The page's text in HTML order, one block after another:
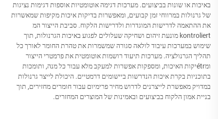
באיכות או שונות בביצועים. מערכות דגימה אוטומטיות אוספות דגימות נציגות
של גרנולות במרווחי זמן קבועים, ומאפשרות בדיקות איכות מקיפות שמאשרות
את ההתאמה לדרישות המוגדרות ולדרישות הלקוח. סביבת הייצור המ
kontroliert מונעת זיהום ושחיקה שעלולים לפגוע באיכות הגרנולות, תוך
שימוש במערכות עיבוד לולאה סגורה שמשמרות את טהרת החומר לאורך כל
תהליך הגרנולציה. מערכות תיעוד רושמות אוטומטית את פרמטרי הייצור
ומétrיקות האיכות, ומספקות אפשרות למעקב מלא עבור כל מנה, ותומכות
בתוכניות בקרת איכות הנדרשות ביישומים דרמטיים. היכולת לייצר גרנולות
במדויק מאפשרת לייצרנים לדרוש מחיר פרימיום עבור חומרים מחזירים, תוך
בניית אמון הלקוח בביצועים ובאמינות של המוצרים המחזרים.